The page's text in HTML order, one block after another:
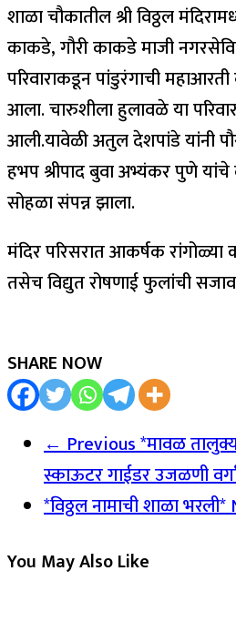
शाळा चौकातील श्री विठ्ठल
काकडे, गौरी काकडे माजी
परिवाराकडून पांडुरंगाची
आला. चारुशीला हुलावळे या
आली.यावेळी अतुल देशपांडे यांनी
हभप श्रीपाद बुवा अभ्यंकर पुणे
सोहळा संपन्न झाला.
मंदिर परिसरात आकर्षक रांगोळ्या
तसेच विद्युत रोषणाई फुलांची
SHARE NOW
← Previous*मावळ
स्काऊटर गाईडर उजळणी
*विठ्ठल नामाची शाळा भरली*
You May Also Like